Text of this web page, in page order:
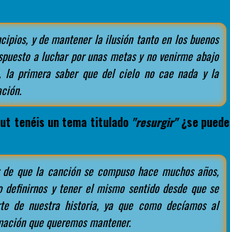
y de mantener la ilusión tanto en los buenos
a luchar por unas metas y no venirme abajo
la primera saber que del cielo no cae nada y la
tenéis un tema titulado "resurgir"¿se puede
que la canción se compuso hace muchos años,
y tener el mismo sentido desde que se
de nuestra historia, ya que como decíamos al
que queremos mantener.